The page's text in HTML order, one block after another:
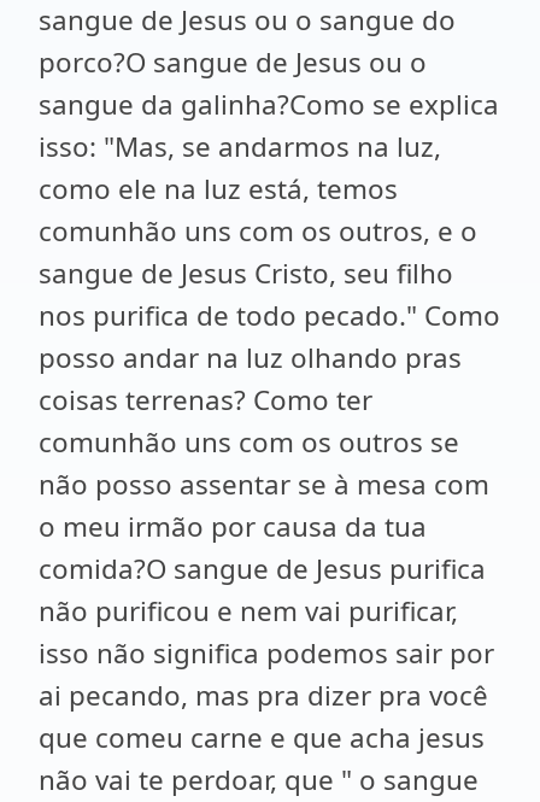
sangue de Jesus ou o sangue do
porco?O sangue de Jesus ou o
sangue da galinha?Como se explica
isso: "Mas, se andarmos na luz,
como ele na luz está, temos
comunhão uns com os outros, e o
sangue de Jesus Cristo, seu filho
nos purifica de todo pecado." Como
posso andar na luz olhando pras
coisas terrenas? Como ter
comunhão uns com os outros se
não posso assentar se à mesa com
o meu irmão por causa da tua
comida?O sangue de Jesus purifica
não purificou e nem vai purificar,
isso não significa podemos sair por
ai pecando, mas pra dizer pra você
que comeu carne e que acha jesus
não vai te perdoar, que " o sangue